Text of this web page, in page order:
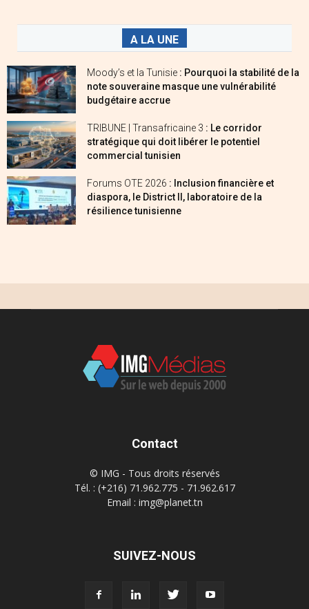
A LA UNE
Moody’s et la Tunisie : Pourquoi la stabilité de la
note souveraine masque une vulnérabilité
budgétaire accrue
TRIBUNE | Transafricaine 3 : Le corridor
stratégique qui doit libérer le potentiel
commercial tunisien
Forums OTE 2026 : Inclusion financière et
diaspora, le District II, laboratoire de la
résilience tunisienne
Contact
© IMG - Tous droits réservés
Tél. : (+216) 71.962.775 - 71.962.617
Email : img@planet.tn
SUIVEZ-NOUS